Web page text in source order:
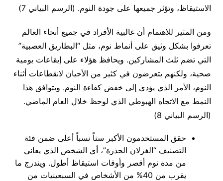
الاستيقاظ، وتؤثر جميعها على جودة النوم. (الرسم البياني 7)
ومن المثير للاهتمام أن غالبية الأفراد في جميع أنحاء العالم
تعرفوا بشكل وثيق على أنماط نوم، مثل “البطاريق العصبية”
التي تضم ثلث المشاركين. ويحافظ هؤلاء على إيقاعات يومية
صحية، ولكنهم يتعرضون في كثير من الأحيان لانقطاعات أثناء
النوم، الأمر الذي يؤدي إلى خفض كفاءة النوم. ويتوافق هذا
النمط مع الاتجاه الهبوطي الذي لوحظ خلال العام الماضي.
(الرسم البياني 8)
حقق المستخدمون الأكبر سناً نسباً أعلى ضمن فئة
التصنيف “الغزلان الحذرة”، أي الشخص الذي يعاني
من مدة نوم أقصر وأوقات استيقاظ أطول. ويندرج ما
يقرب من 40% من الأشخاص في السبعينيات من